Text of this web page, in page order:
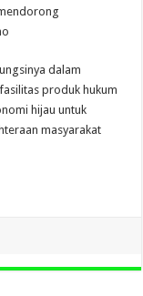
dalam
produk hukum
hijau untuk
masyarakat